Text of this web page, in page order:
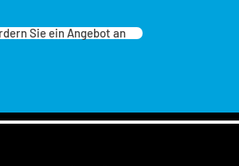
Sie ein Angebot an